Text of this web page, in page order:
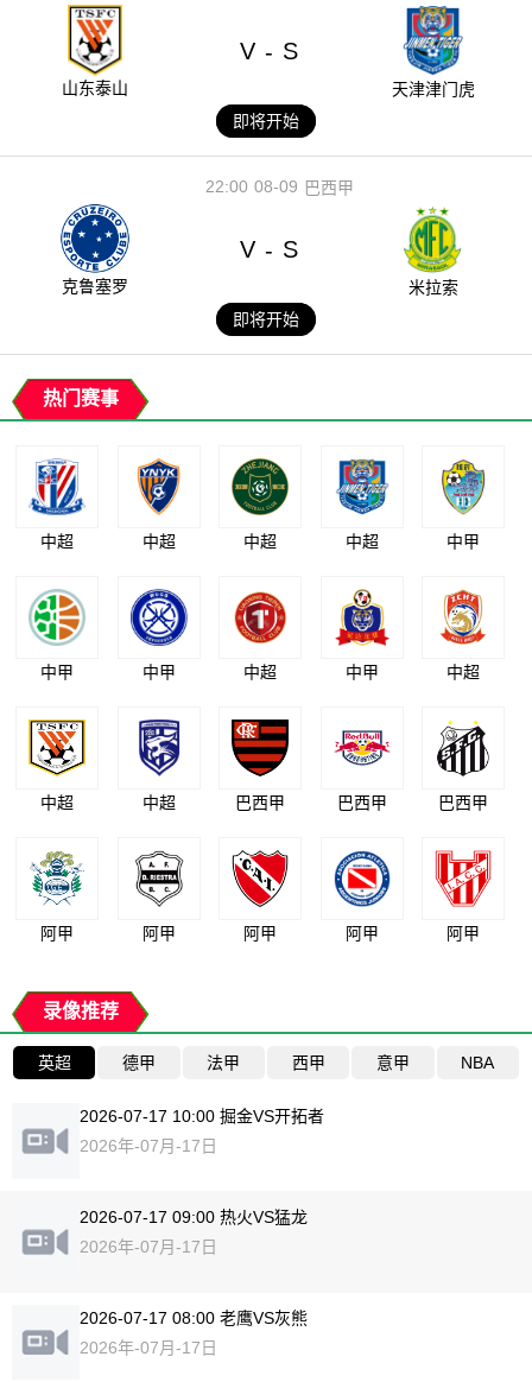
山东泰山
V - S
天津津门虎
即将开始
08-09
22:00 巴西甲
克鲁塞罗
V - S
米拉索
即将开始
热门赛事
中超 中超 中超 中超 中甲
中甲 中甲 中超 中甲 中超
中超 中超 巴西甲 巴西甲 巴西甲
阿甲 阿甲 阿甲 阿甲 阿甲
录像推荐
英超 德甲 法甲 西甲 意甲 NBA
2026-07-17 10:00 掘金VS开拓者
2026年-07月-17日
2026-07-17 09:00 热火VS猛龙
2026年-07月-17日
2026-07-17 08:00 老鹰VS灰熊
2026年-07月-17日